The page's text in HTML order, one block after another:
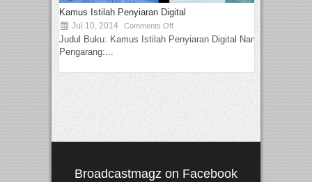
Kamus Istilah Penyiaran Digital
Jul 10, 2014 Comments Off
Judul Buku: Kamus Istilah Penyiaran Digital Nama
Pengarang:...
Broadcastmagz on Facebook